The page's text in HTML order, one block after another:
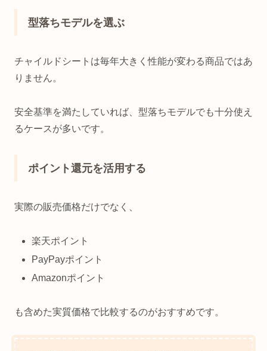
型落ちモデルを選ぶ
チャイルドシートは毎年大きく性能が変わる商品ではあ
りません。
安全基準を満たしていれば、型落ちモデルでも十分使え
るケースが多いです。
ポイント還元を活用する
実際の販売価格だけでなく、
楽天ポイント
PayPayポイント
Amazonポイント
も含めた実質価格で比較するのがおすすめです。